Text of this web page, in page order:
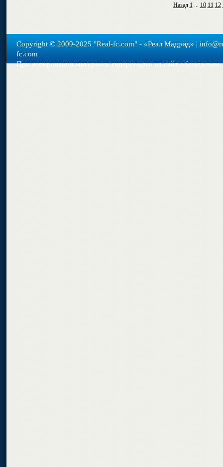
Назад 1 ... 10 11 12
Copyright © 2009-2025 "Real-fс.com" - «Реал Мадрид» |
fc.com
При копировании материала гиперссылка на сайт обязательна